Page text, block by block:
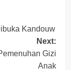
Kandouw
Next:
Gizi
Anak